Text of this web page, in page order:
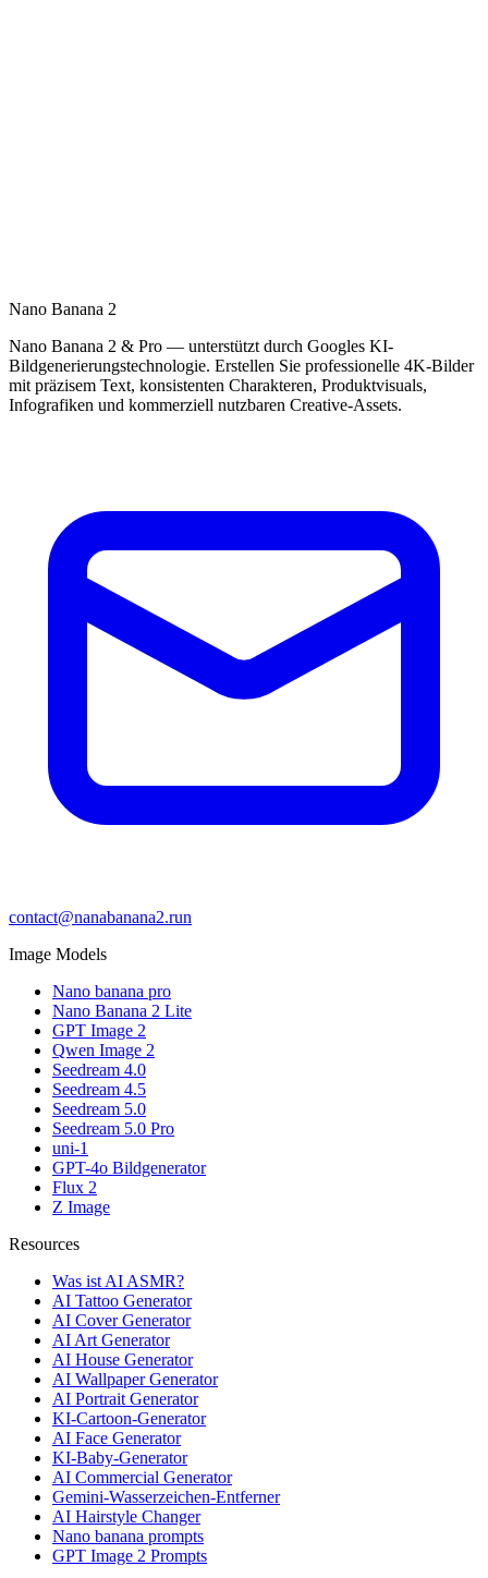
Nano Banana 2
Nano Banana 2 & Pro — unterstützt durch Googles KI-
Bildgenerierungstechnologie. Erstellen Sie professionelle 4K-Bilder
mit präzisem Text, konsistenten Charakteren, Produktvisuals,
Infografiken und kommerziell nutzbaren Creative-Assets.
contact@nanabanana2.run
Image Models
Nano banana pro
Nano Banana 2 Lite
GPT Image 2
Qwen Image 2
Seedream 4.0
Seedream 4.5
Seedream 5.0
Seedream 5.0 Pro
uni-1
GPT-4o Bildgenerator
Flux 2
Z Image
Resources
Was ist AI ASMR?
AI Tattoo Generator
AI Cover Generator
AI Art Generator
AI House Generator
AI Wallpaper Generator
AI Portrait Generator
KI-Cartoon-Generator
AI Face Generator
KI-Baby-Generator
AI Commercial Generator
Gemini-Wasserzeichen-Entferner
AI Hairstyle Changer
Nano banana prompts
GPT Image 2 Prompts